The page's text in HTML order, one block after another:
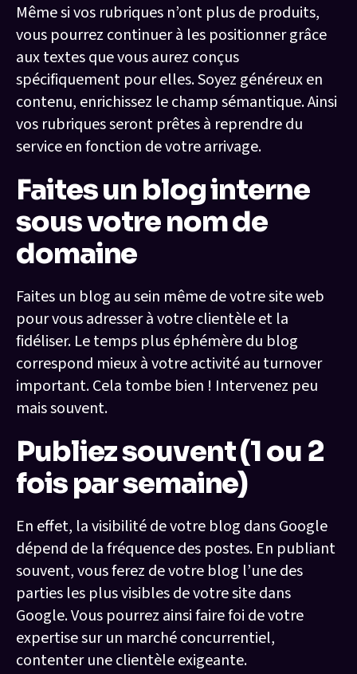
Même si vos rubriques n’ont plus de produits,
vous pourrez continuer à les positionner grâce
aux textes que vous aurez conçus
spécifiquement pour elles. Soyez généreux en
contenu, enrichissez le champ sémantique. Ainsi
vos rubriques seront prêtes à reprendre du
service en fonction de votre arrivage.
Faites un blog interne
sous votre nom de
domaine
Faites un blog au sein même de votre site web
pour vous adresser à votre clientèle et la
fidéliser. Le temps plus éphémère du blog
correspond mieux à votre activité au turnover
important. Cela tombe bien ! Intervenez peu
mais souvent.
Publiez souvent (1 ou 2
fois par semaine)
En effet, la visibilité de votre blog dans Google
dépend de la fréquence des postes. En publiant
souvent, vous ferez de votre blog l’une des
parties les plus visibles de votre site dans
Google. Vous pourrez ainsi faire foi de votre
expertise sur un marché concurrentiel,
contenter une clientèle exigeante.